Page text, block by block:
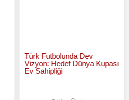
Türk Futbolunda Dev
Vizyon: Hedef Dünya Kupası
Ev Sahipliği